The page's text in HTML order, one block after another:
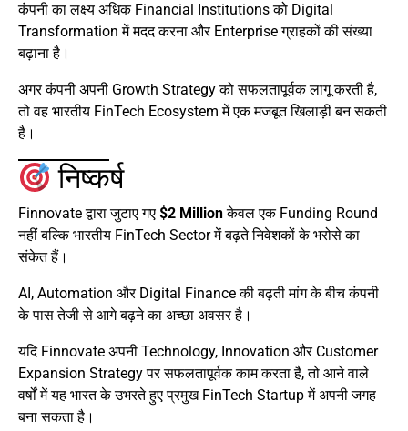
कंपनी का लक्ष्य अधिक Financial Institutions को Digital
Transformation में मदद करना और Enterprise ग्राहकों की संख्या
बढ़ाना है।
अगर कंपनी अपनी Growth Strategy को सफलतापूर्वक लागू करती है,
तो वह भारतीय FinTech Ecosystem में एक मजबूत खिलाड़ी बन सकती
है।
निष्कर्ष
Finnovate द्वारा जुटाए गए $2 Millionकेवल एक Funding Round
नहीं बल्कि भारतीय FinTech Sector में बढ़ते निवेशकों के भरोसे का
संकेत हैं।
AI, Automation और Digital Finance की बढ़ती मांग के बीच कंपनी
के पास तेजी से आगे बढ़ने का अच्छा अवसर है।
यदि Finnovate अपनी Technology, Innovation और Customer
Expansion Strategy पर सफलतापूर्वक काम करता है, तो आने वाले
वर्षों में यह भारत के उभरते हुए प्रमुख FinTech Startup में अपनी जगह
बना सकता है।